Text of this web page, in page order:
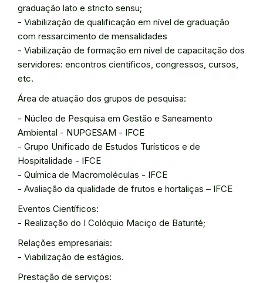
graduação lato e stricto sensu;
- Viabilização de qualificação em nível de graduação
com ressarcimento de mensalidades
- Viabilização de formação em nível de capacitação dos
servidores: encontros científicos, congressos, cursos,
etc.
Área de atuação dos grupos de pesquisa:
- Núcleo de Pesquisa em Gestão e Saneamento
Ambiental - NUPGESAM - IFCE
- Grupo Unificado de Estudos Turísticos e de
Hospitalidade - IFCE
- Química de Macromoléculas - IFCE
- Avaliação da qualidade de frutos e hortaliças – IFCE
Eventos Científicos:
- Realização do I Colóquio Maciço de Baturité;
Relações empresariais:
- Viabilização de estágios.
Prestação de serviços: